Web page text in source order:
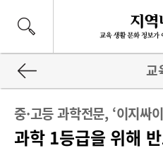
교
중·고등 과학전문, ‘이지싸
과학 1등급을 위해